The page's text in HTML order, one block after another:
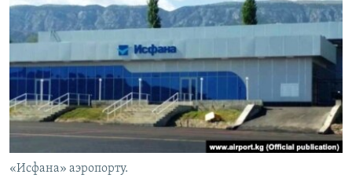
ДАНИСТЕ
ЭЖЕ-СИҢДИЛЕР
АЗАТТЫК+
ЫҢГАЙСЫЗ СУРООЛОР
ОНЛАЙН ШЕРИНЕ
ЭЕ/АРнун бардык сайттары
«Исфана» аэропорту.